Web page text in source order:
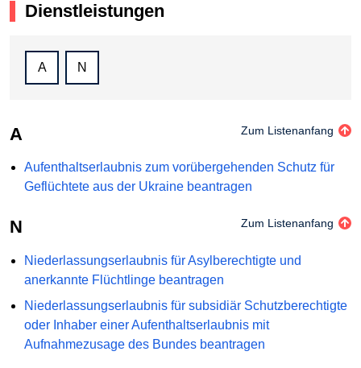
Dienstleistungen
A N
A Zum Listenanfang
Aufenthaltserlaubnis zum vorübergehenden Schutz für
Geflüchtete aus der Ukraine beantragen
N Zum Listenanfang
Niederlassungserlaubnis für Asylberechtigte und
anerkannte Flüchtlinge beantragen
Niederlassungserlaubnis für subsidiär Schutzberechtigte
oder Inhaber einer Aufenthaltserlaubnis mit
Aufnahmezusage des Bundes beantragen